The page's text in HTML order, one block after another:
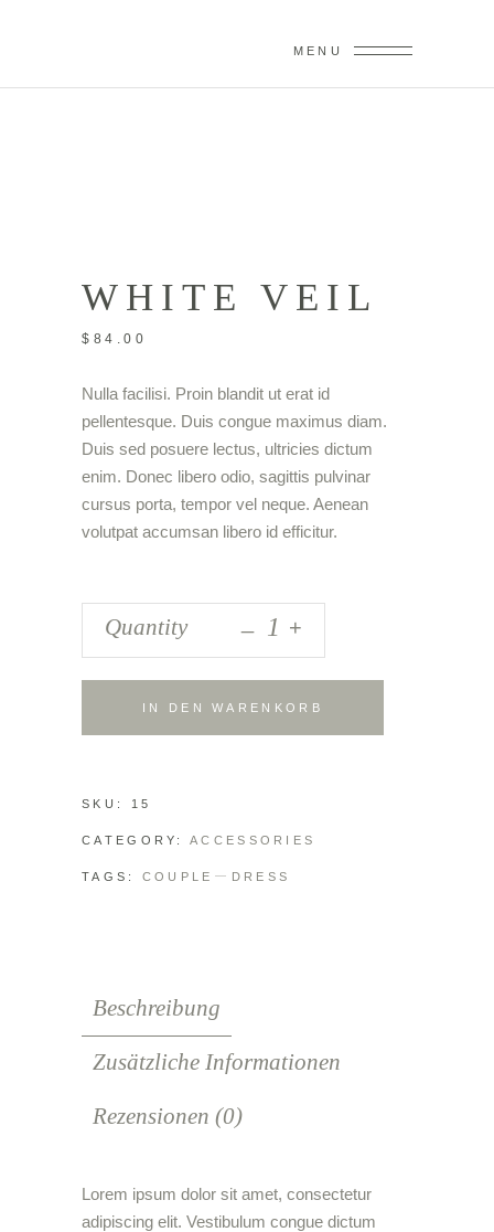
MENU
WHITE VEIL
$ 84.00
Nulla facilisi. Proin blandit ut erat id
pellentesque. Duis congue maximus diam.
Duis sed posuere lectus, ultricies dictum
enim. Donec libero odio, sagittis pulvinar
cursus porta, tempor vel neque. Aenean
volutpat accumsan libero id efficitur.
Quantity +
IN DEN WARENKORB
SKU: 15
CATEGORY:ACCESSORIES
TAGS: COUPLE DRESS
Beschreibung
Zusätzliche Informationen
Rezensionen (0)
Lorem ipsum dolor sit amet, consectetur
adipiscing elit. Vestibulum congue dictum